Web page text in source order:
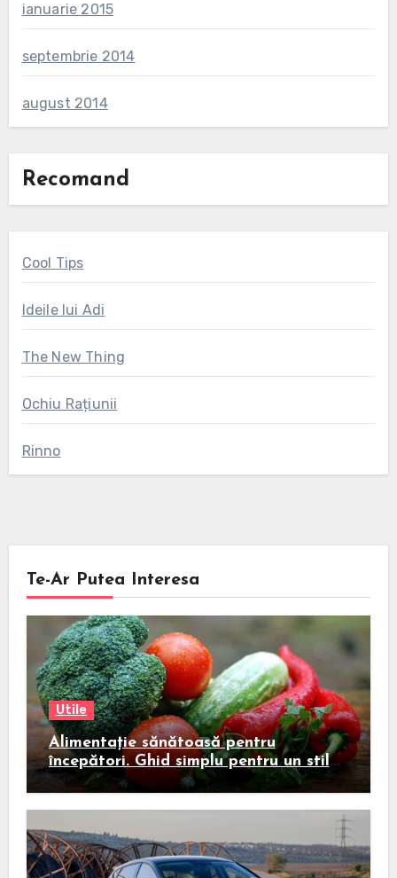
ianuarie 2015
septembrie 2014
august 2014
Recomand
Cool Tips
Ideile lui Adi
The New Thing
Ochiu Rațiunii
Rinno
Te-Ar Putea Interesa
Utile
Alimentație sănătoasă pentru
începători. Ghid simplu pentru un stil
de viață echilibrat